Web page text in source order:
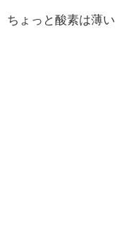
ちょっと酸素は薄